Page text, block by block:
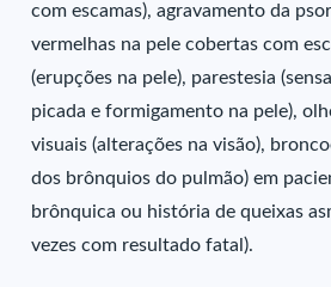
com escamas), agravamento da
vermelhas na pele cobertas com
(erupções na pele), parestesia
picada e formigamento na pele),
visuais (alterações na visão),
dos brônquios do pulmão) em
brônquica ou história de queixas
vezes com resultado fatal).